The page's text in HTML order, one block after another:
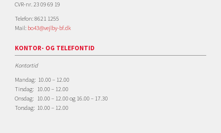
CVR-nr. 23 09 69 19
Telefon: 8621 1255
Mail: bo43@vejlby-bf.dk
KONTOR- OG TELEFONTID
Kontortid
Mandag: 10.00 – 12.00
Tirsdag: 10.00 – 12.00
Onsdag: 10.00 – 12.00 og 16.00 – 17.30
Torsdag: 10.00 – 12.00